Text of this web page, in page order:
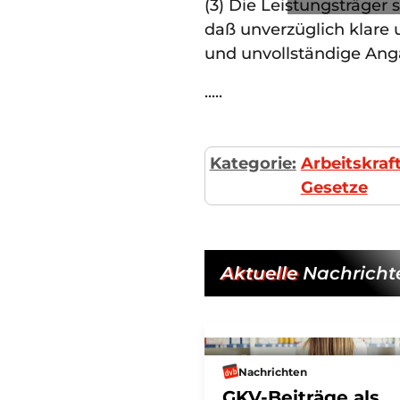
(3) Die Leistungsträger
daß unverzüglich klare
und unvollständige
.....
Kategorie:
Gesetze
Aktuelle
Nachrichten